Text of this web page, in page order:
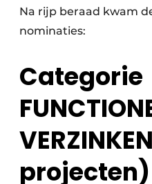
Na rijp beraad kwam
nominaties:
Categorie
projecten)